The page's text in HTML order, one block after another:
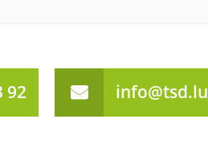
92 info@tsd.lu